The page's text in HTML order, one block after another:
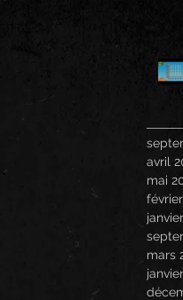
avril
mai
février
mars